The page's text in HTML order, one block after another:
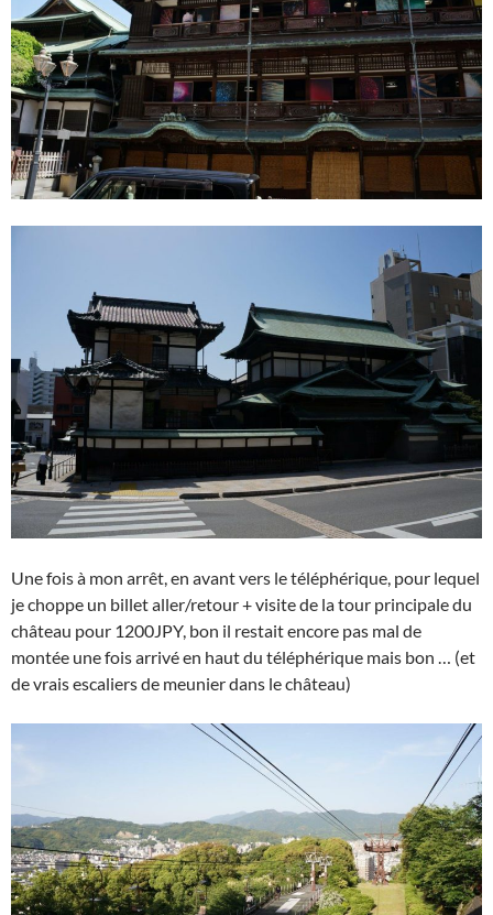
Une fois à mon arrêt, en avant vers le téléphérique, pour lequel
je choppe un billet aller/retour + visite de la tour principale du
château pour 1200JPY, bon il restait encore pas mal de
montée une fois arrivé en haut du téléphérique mais bon … (et
de vrais escaliers de meunier dans le château)